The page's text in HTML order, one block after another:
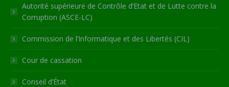
Autorité supérieure de Contrôle d’Etat et de Lutte contre la
Corruption (ASCE-LC)
Commission de l’Informatique et des Libertés (CIL)
Cour de cassation
Conseil d’État